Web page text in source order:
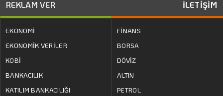
REKLAM VER İLETİŞİM
EKONOMİ
EKONOMİK VERİLER
KOBİ
BANKACILIK
KATILIM BANKACILIĞI
FİNANS
BORSA
DÖVİZ
ALTIN
PETROL